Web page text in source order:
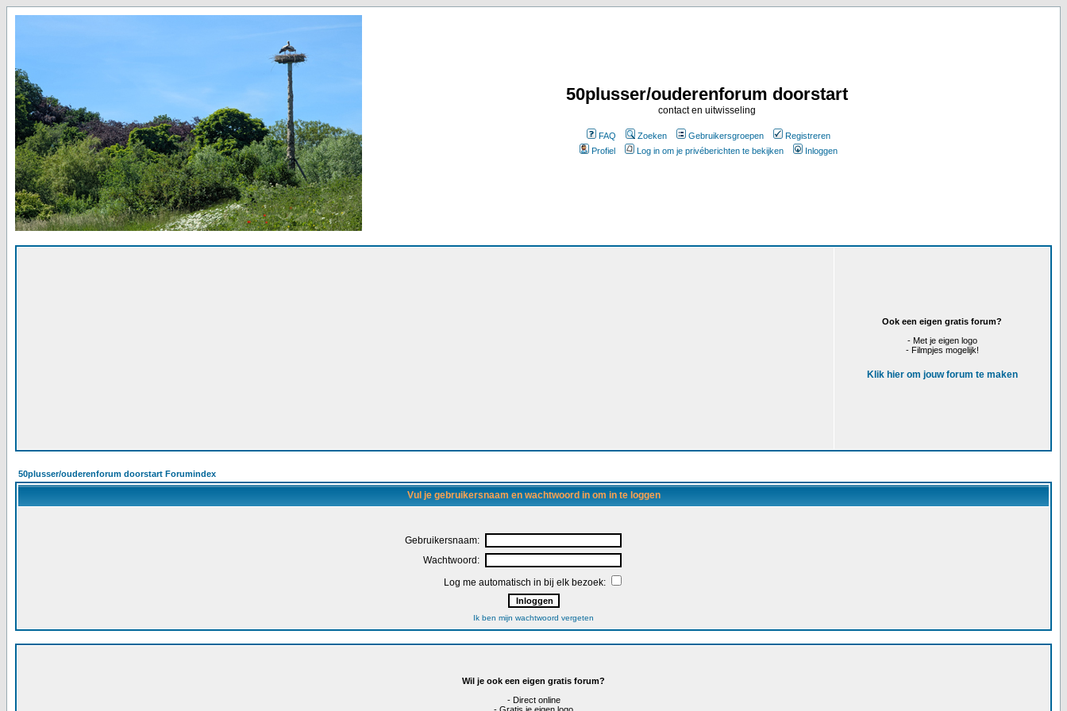
50plusser/ouderenforum doorstart
contact en uitwisseling
FAQ Zoeken Gebruikersgroepen
Registreren
Profiel
Log in om je privéberichten te bekijken Inloggen
Ook een eigen gratis forum?
- Met je eigen logo
- Filmpjes mogelijk!
Klik hier om jouw forum te maken
50plusser/ouderenforum doorstart Forumindex
Vul je gebruikersnaam en wachtwoord in om in te loggen
Gebruikersnaam:
Wachtwoord:
Log me automatisch in bij elk bezoek:
Ik ben mijn wachtwoord vergeten
Wil je ook een eigen gratis forum?
- Direct online